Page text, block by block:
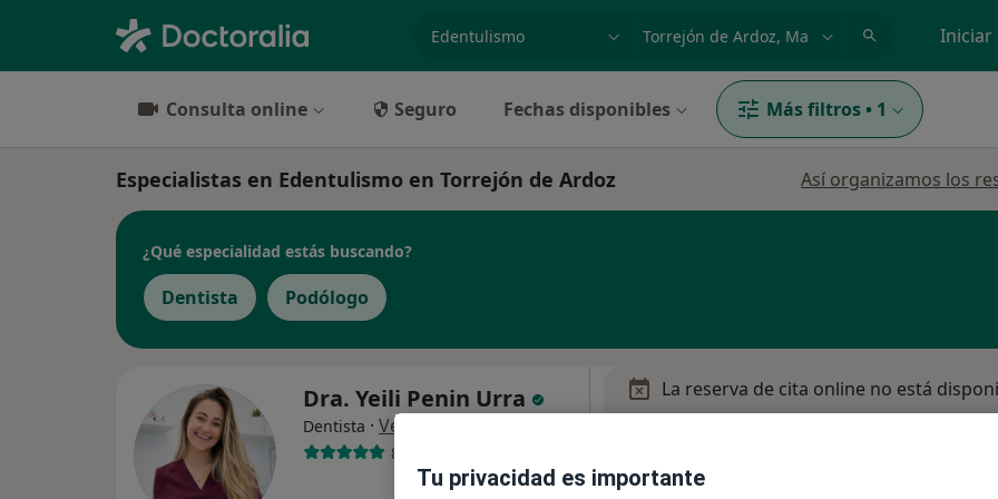
especialidad, enfermedad o nombre
p. ej. Madrid Iniciar
Consulta online Seguro Fechas disponibles Más filtros • 1
Especialistas en Edentulismo en Torrejón de Ardoz Así organizamos los
¿Qué especialidad estás buscando?
Dentista Podólogo
Dra. Yeili Penin Urra
Dentista · Ver más
84 opiniones
La reserva de cita online no está
Pedir una cita
Tu privacidad es importante